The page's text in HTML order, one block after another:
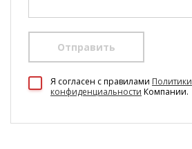
Отправить
Я согласен c правилами Политики
конфиденциальности Компании.